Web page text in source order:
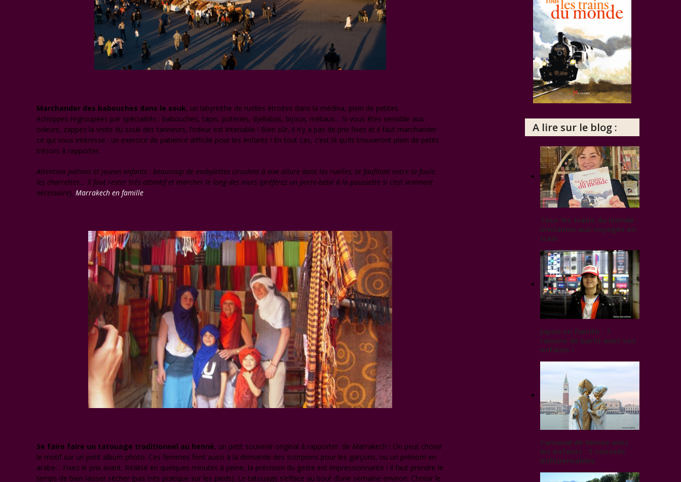
Marchander des babouches dans le souk, un labyrinthe de ruelles étroites dans la médina, plein de petites
échoppes regroupées par spécialités : babouches, tapis, poteries, djellabas, bijoux, métaux… Si vous êtes sensible aux
odeurs, zappez la visite du souk des tanneurs, l’odeur est intenable ! Bien sûr, il n’y a pas de prix fixes et il faut marchander
ce qui vous intéresse : un exercice de patience difficile pour les enfants ! En tout cas, c’est là qu’ils trouveront plein de petits
trésors à rapporter.
Attention piétons et jeunes enfants : beaucoup de mobylettes circulent à vive allure dans les ruelles, se faufilant entre la foule,
les charrettes… Il faut rester très attentif et marcher le long des murs (préférez un porte-bébé à la poussette si c’est vraiment
nécessaire). Marrakech en famille
Se faire faire un tatouage traditionnel au henné, un petit souvenir original à rapporter de Marrakech ! On peut choisir
le motif sur un petit album photo. Ces femmes font aussi à la demande des scorpions pour les garçons, ou un prénom en
arabe… Fixez le prix avant. Réalisé en quelques minutes à peine, la précision du geste est impressionnante ! Il faut prendre le
temps de bien laisser sécher (pas très pratique sur les pieds). Le tatouage s’efface au bout d’une semaine environ. Choisir le
A lire sur le blog :
Tous les trains du monde :
invitation aux voyages en
train
Japon en famille : 7
raisons de partir avec vos
enfants !
Carnaval de Venise avec
les enfants : 5 conseils
indispensables